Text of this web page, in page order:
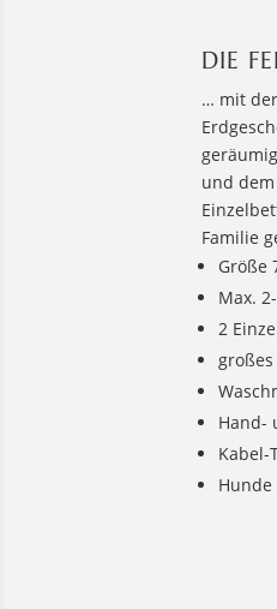
DIE
… mit
und
Familie
Größe
Max.
2
großes
Hand-
Kabel-